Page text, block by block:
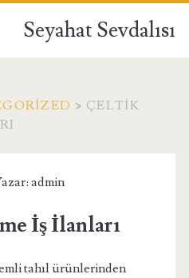
Seyahat Sevdalısı
> ÇELTIK
admin
İş İlanları
tahıl ürünlerinden